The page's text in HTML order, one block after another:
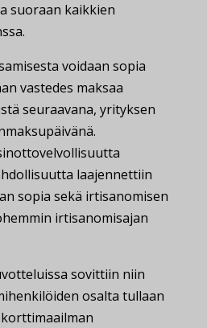
suoraan kaikkien
voidaan sopia
vastedes maksaa
seuraavana, yrityksen
laajennettiin
sopia sekä irtisanomisen
irtisanomisajan
sovittiin niin
osalta tullaan